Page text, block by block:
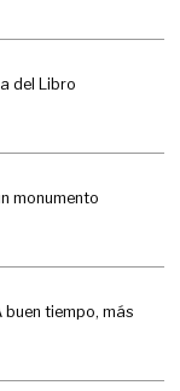
del Libro
monumento
buen tiempo, más